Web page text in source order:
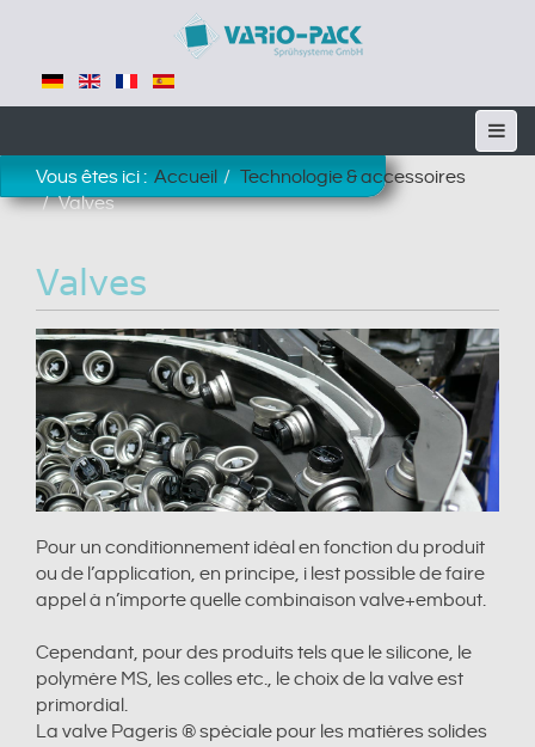
Vous êtes ici : Accueil
Technologie & accessoires
Valves
Valves
Pour un conditionnement idéal en fonction du produit
ou de l’application, en principe, i lest possible de faire
appel à n’importe quelle combinaison valve+embout.
Cependant, pour des produits tels que le silicone, le
polymère MS, les colles etc., le choix de la valve est
primordial.
La valve Pageris ® spéciale pour les matières solides